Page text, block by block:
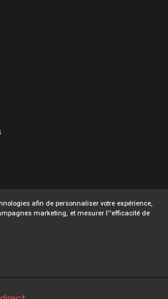
afin de personnaliser votre expérience,
marketing, et mesurer l''efficacité de